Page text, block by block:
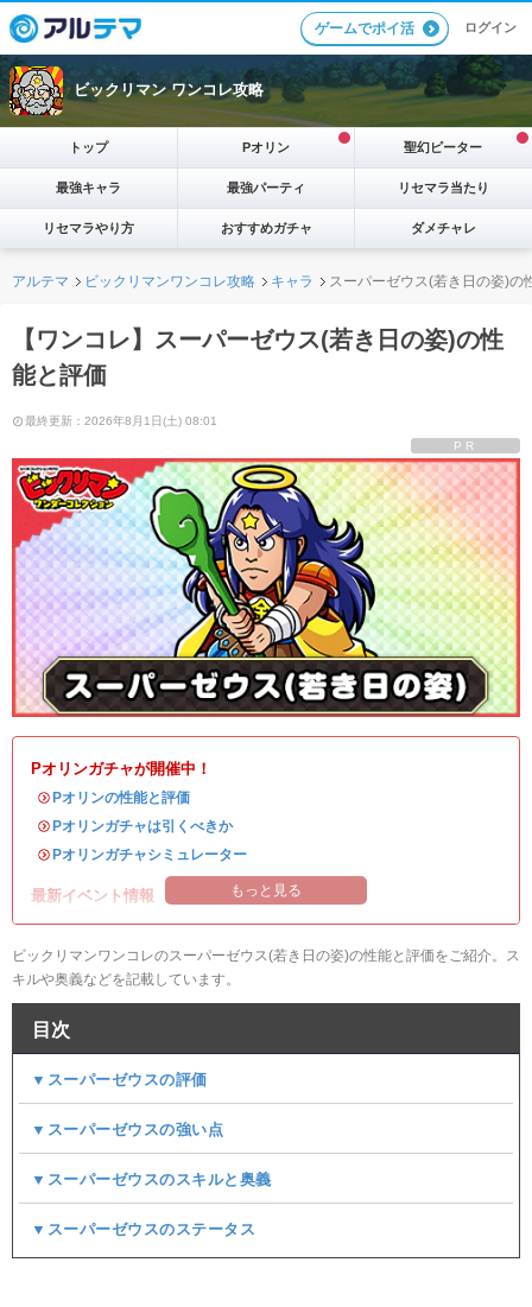
ゲームでポイ活 ログイン
ビックリマン ワンコレ攻略
トップ Pオリン 聖幻ピーター
最強キャラ 最強パーティ リセマラ当たり
リセマラやり方 おすすめガチャ ダメチャレ
アルテマ ビックリマンワンコレ攻略 キャラ スーパーゼウス(若き日の姿)の
【ワンコレ】スーパーゼウス(若き日の姿)の性
能と評価
最終更新：2026年8月1日(土) 08:01
PR
Pオリンガチャが開催中！
・Pオリンの性能と評価
・Pオリンガチャは引くべきか
・Pオリンガチャシミュレーター
最新イベント情報 もっと見る
ビックリマンワンコレのスーパーゼウス(若き日の姿)の性能と評価をご紹介。ス
キルや奥義などを記載しています。
目次
▼スーパーゼウスの評価
▼スーパーゼウスの強い点
▼スーパーゼウスのスキルと奥義
▼スーパーゼウスのステータス